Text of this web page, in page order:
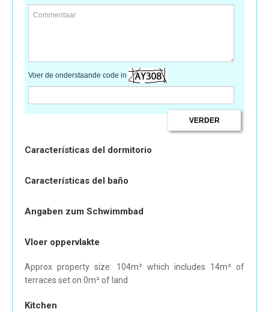
Voer de onderstaande code in
Características del dormitorio
Características del baño
Angaben zum Schwimmbad
Vloer oppervlakte
Approx property size: 104m² which includes 14m² of
terraces set on 0m² of land
Kitchen